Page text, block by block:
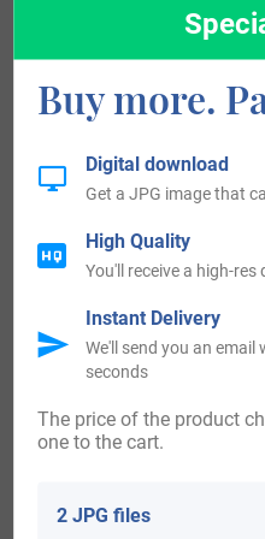
Blazons &
Source 1-6: Rietstap’s
jeunes filles issantes de
2 mouv chacune d’une
chacune de ses deux mains
sein Cimier une jeune fille
DE LOS MIRANDAS
Buy more.
2 JPG files
The price of the product
one to the cart.
Digital download
Get a JPG image that
High Quality
You'll receive a high-
Instant Delivery
We'll send you an
seconds